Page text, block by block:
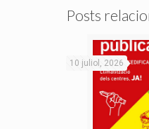
Posts
10 juliol, 2026